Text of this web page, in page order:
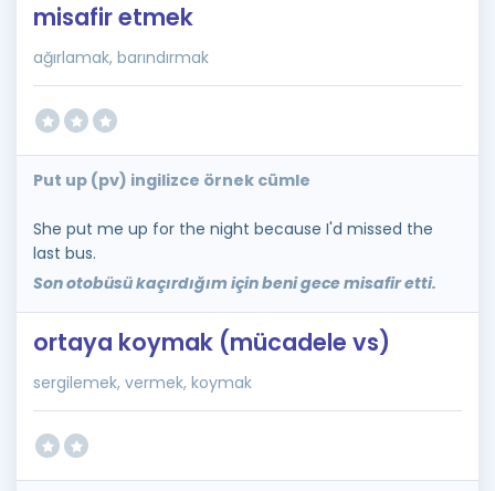
misafir etmek
ağırlamak, barındırmak
Put up (pv) ingilizce örnek cümle
She put me up for the night because I'd missed the
last bus.
Son otobüsü kaçırdığım için beni gece misafir etti.
ortaya koymak (mücadele vs)
sergilemek, vermek, koymak